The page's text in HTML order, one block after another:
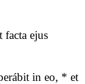
facta ejus
in eo, * et